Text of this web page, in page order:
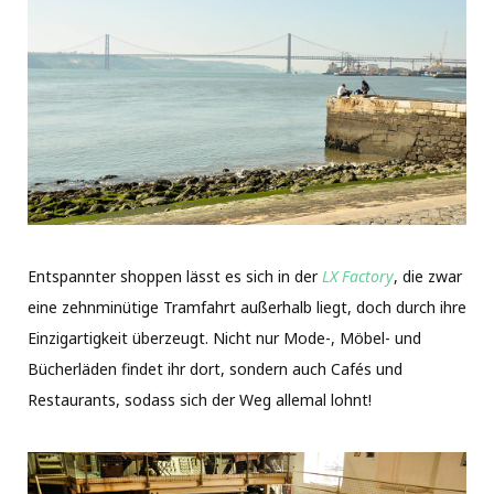
Entspannter shoppen lässt es sich in derLX Factory, die zwar
eine zehnminütige Tramfahrt außerhalb liegt, doch durch ihre
Einzigartigkeit überzeugt. Nicht nur Mode-, Möbel- und
Bücherläden findet ihr dort, sondern auch Cafés und
Restaurants, sodass sich der Weg allemal lohnt!